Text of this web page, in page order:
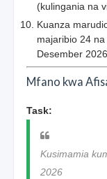
(kulingania na
Kuanza
majaribio 24
Desember
Mfano kwa
Task:
Kusimamia
2026